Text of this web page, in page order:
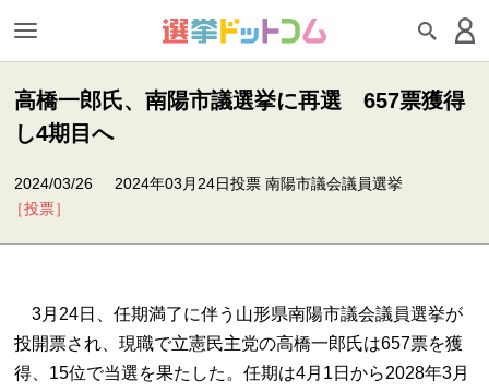
高橋一郎氏、南陽市議選挙に再選 657票獲得
し4期目へ
2024/03/26
［投票］
2024年03月24日投票 南陽市議会議員選挙
3月24日、任期満了に伴う山形県南陽市議会議員選挙が
投開票され、現職で立憲民主党の高橋一郎氏は657票を獲
得、15位で当選を果たした。任期は4月1日から2028年3月